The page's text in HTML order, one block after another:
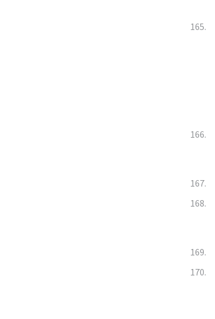
165.
166.
167.
168.
169.
170.